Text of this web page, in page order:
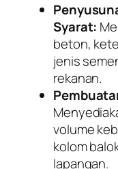
Syarat:
beton,
jenis
rekanan.
volume
kolom
lapangan.